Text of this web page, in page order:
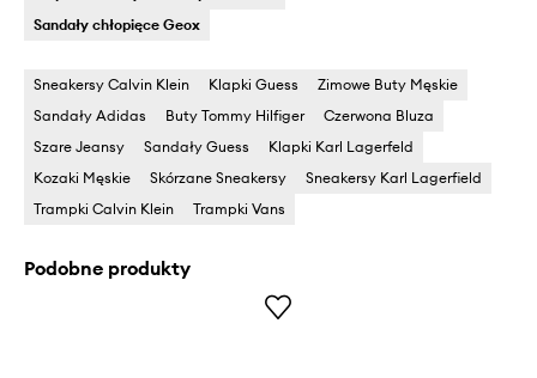
Sandały chłopięce Geox
Sneakersy Calvin Klein Klapki Guess
Zimowe Buty Męskie
Sandały Adidas
Buty Tommy Hilfiger
Czerwona Bluza
Szare Jeansy
Sandały Guess
Klapki Karl Lagerfeld
Kozaki Męskie
Skórzane Sneakersy
Sneakersy Karl Lagerfield
Trampki Calvin Klein
Trampki Vans
Podobne produkty